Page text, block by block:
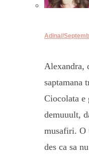
Adina//
Alexandra,
saptamana
Ciocolata e
demuuult,
musafiri. O
des ca sa